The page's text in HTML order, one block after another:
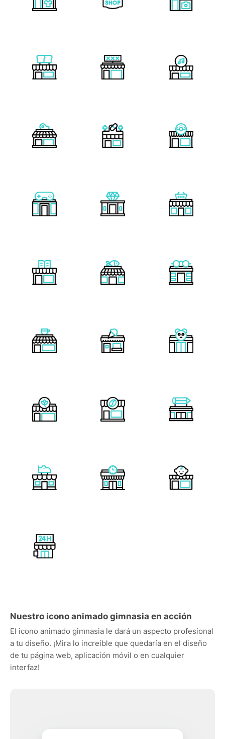
Nuestro icono animado gimnasia en acción
El icono animado gimnasia le dará un aspecto profesional
a tu diseño. ¡Mira lo increíble que quedaría en el diseño
de tu página web, aplicación móvil o en cualquier
interfaz!